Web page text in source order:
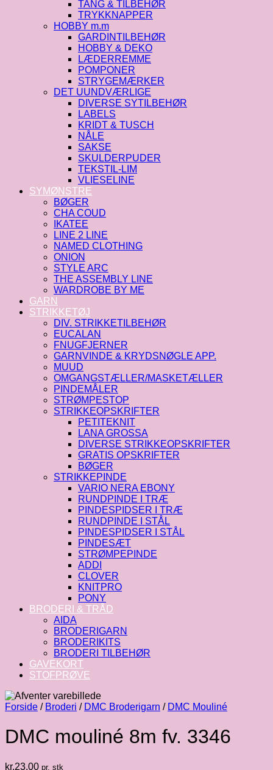
TANG & TILBEHØR
TRYKKNAPPER
HOBBY m.m
GARDINTILBEHØR
HOBBY & DEKO
LÆDERREMME
POMPONER
STRYGEMÆRKER
DET UUNDVÆRLIGE
DIVERSE SYTILBEHØR
LABELS
KRIDT & TUSCH
NÅLE
SAKSE
SKULDERPUDER
TEKSTIL-LIM
VLIESELINE
SYMØNSTRE
BØGER
CHA COUD
IKATEE
LINE 2 LINE
NAMED CLOTHING
ONION
STYLE ARC
THE ASSEMBLY LINE
WARDROBE BY ME
GARN
STRIKKETØJ
DIV. STRIKKETILBEHØR
EUCALAN
FNUGFJERNER
GARNVINDE & KRYDSNØGLE APP.
MUUD
OMGANGSTÆLLER/MASKETÆLLER
PINDEMÅLER
STRØMPESTOP
STRIKKEOPSKRIFTER
PETITEKNIT
LANA GROSSA
DIVERSE STRIKKEOPSKRIFTER
GRATIS OPSKRIFTER
BØGER
STRIKKEPINDE
VARIO NERA EBONY
RUNDPINDE I TRÆ
PINDESPIDSER I TRÆ
RUNDPINDE I STÅL
PINDESPIDSER I STÅL
PINDESÆT
STRØMPEPINDE
ADDI
CLOVER
KNITPRO
PONY
BRODERI & TRÅD
AIDA
BRODERIGARN
BRODERIKITS
BRODERI TILBEHØR
GAVEKORT
STOFPRØVE
Forside / Broderi / DMC Broderigarn / DMC Mouliné
DMC mouliné 8m fv. 3346
kr.23.00 pr. stk